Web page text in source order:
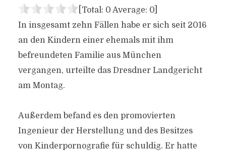
[Total: 0 Average: 0]
In insgesamt zehn Fällen habe er sich seit 2016
an den Kindern einer ehemals mit ihm
befreundeten Familie aus München
vergangen, urteilte das Dresdner Landgericht
am Montag.
Außerdem befand es den promovierten
Ingenieur der Herstellung und des Besitzes
von Kinderpornografie für schuldig. Er hatte